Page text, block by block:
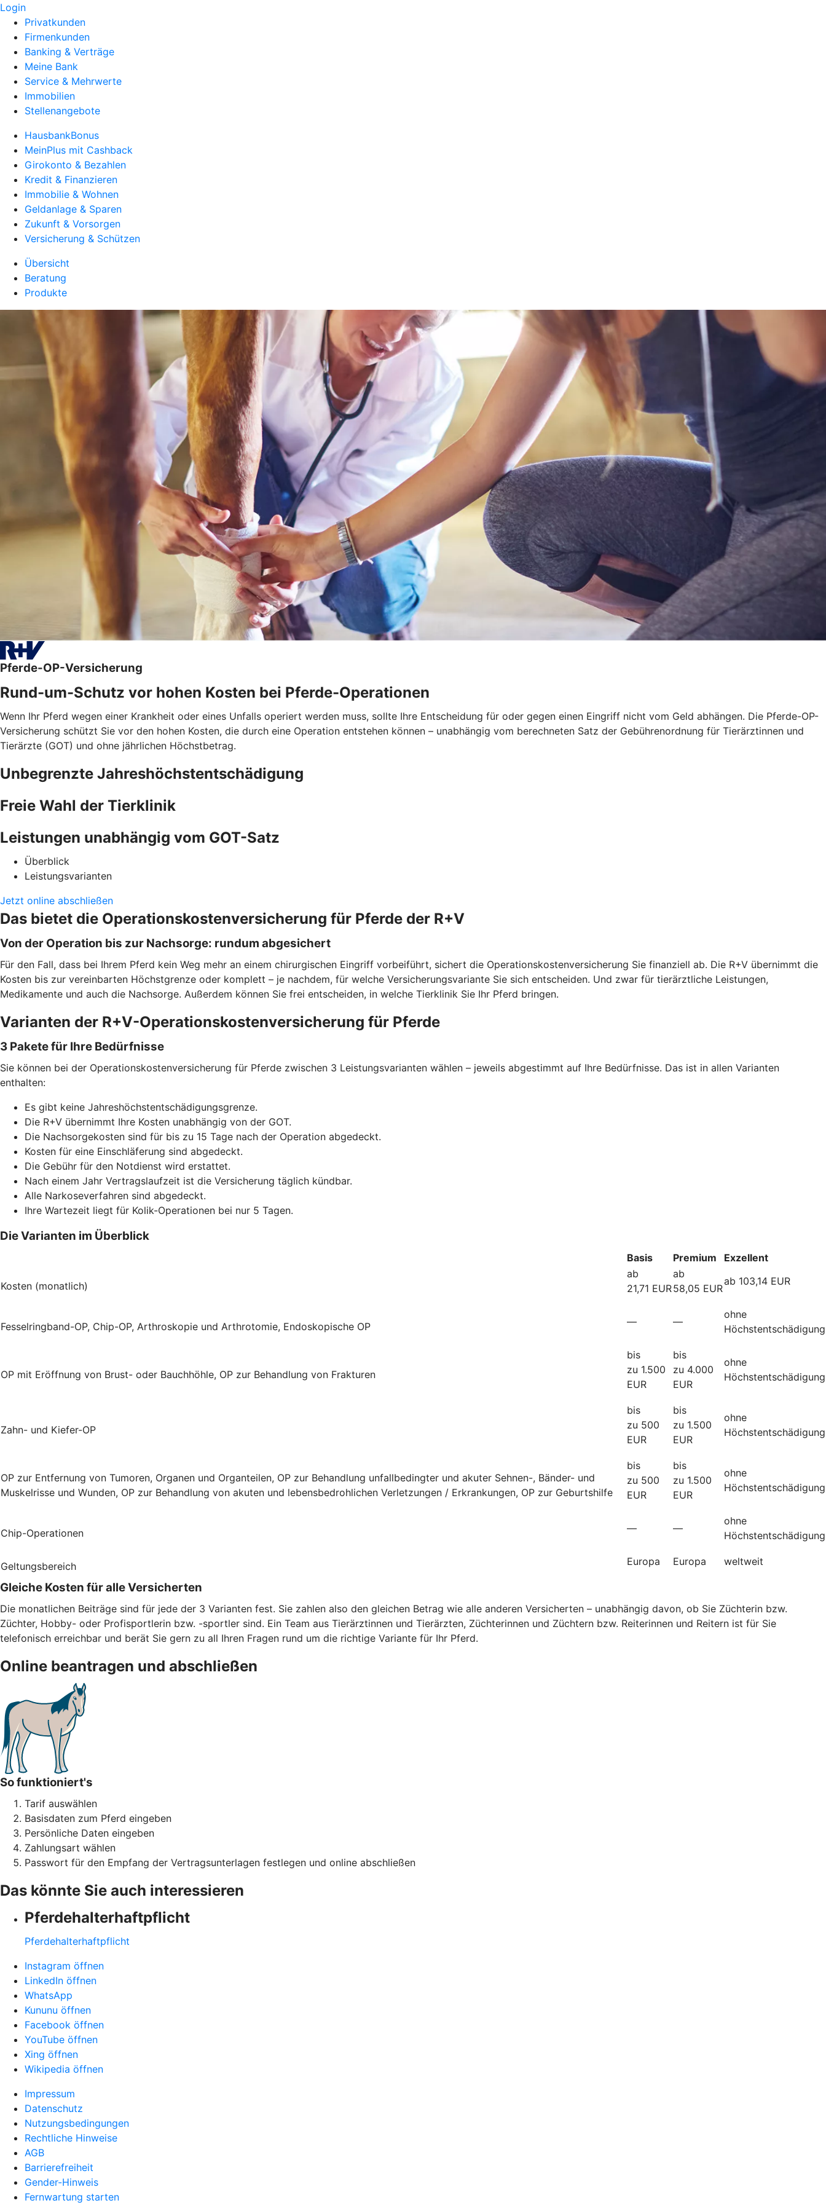
Login
Privatkunden
Firmenkunden
Banking & Verträge
Meine Bank
Service & Mehrwerte
Immobilien
Stellenangebote
HausbankBonus
MeinPlus mit Cashback
Girokonto & Bezahlen
Kredit & Finanzieren
Immobilie & Wohnen
Geldanlage & Sparen
Zukunft & Vorsorgen
Versicherung & Schützen
Übersicht
Beratung
Produkte
Pferde-OP-Versicherung
Rund-um-Schutz vor hohen Kosten bei Pferde-Operationen
Wenn Ihr Pferd wegen einer Krankheit oder eines Unfalls operiert werden muss, sollte Ihre Entscheidung für oder gegen einen Eingriff nicht vom Geld abhängen. Die Pferde-OP-
Versicherung schützt Sie vor den hohen Kosten, die durch eine Operation entstehen können – unabhängig vom berechneten Satz der Gebührenordnung für Tierärztinnen und
Tierärzte (GOT) und ohne jährlichen Höchstbetrag.
Unbegrenzte Jahreshöchstentschädigung
Freie Wahl der Tierklinik
Leistungen unabhängig vom GOT-Satz
Überblick
Leistungsvarianten
Jetzt online abschließen
Das bietet die Operationskostenversicherung für Pferde der R+V
Von der Operation bis zur Nachsorge: rundum abgesichert
Für den Fall, dass bei Ihrem Pferd kein Weg mehr an einem chirurgischen Eingriff vorbeiführt, sichert die Operationskostenversicherung Sie finanziell ab. Die R+V übernimmt die
Kosten bis zur vereinbarten Höchstgrenze oder komplett – je nachdem, für welche Versicherungsvariante Sie sich entscheiden. Und zwar für tierärztliche Leistungen,
Medikamente und auch die Nachsorge. Außerdem können Sie frei entscheiden, in welche Tierklinik Sie Ihr Pferd bringen.
Varianten der R+V-Operationskostenversicherung für Pferde
3 Pakete für Ihre Bedürfnisse
Sie können bei der Operationskostenversicherung für Pferde zwischen 3 Leistungsvarianten wählen – jeweils abgestimmt auf Ihre Bedürfnisse. Das ist in allen Varianten
enthalten:
Es gibt keine Jahreshöchstentschädigungsgrenze.
Die R+V übernimmt Ihre Kosten unabhängig von der GOT.
Die Nachsorgekosten sind für bis zu 15 Tage nach der Operation abgedeckt.
Kosten für eine Einschläferung sind abgedeckt.
Die Gebühr für den Notdienst wird erstattet.
Nach einem Jahr Vertragslaufzeit ist die Versicherung täglich kündbar.
Alle Narkoseverfahren sind abgedeckt.
Ihre Wartezeit liegt für Kolik-Operationen bei nur 5 Tagen.
Die Varianten im Überblick
Basis Premium Exzellent
Kosten (monatlich)
ab
21,71 EUR
ab
58,05 EUR
ab 103,14 EUR
Fesselringband-OP, Chip-OP, Arthroskopie und Arthrotomie, Endoskopische OP — —
ohne
Höchstentschädigung
OP mit Eröffnung von Brust- oder Bauchhöhle, OP zur Behandlung von Frakturen
bis
zu 1.500
EUR
bis
zu 4.000
EUR
ohne
Höchstentschädigung
Zahn- und Kiefer-OP
bis
zu 500
EUR
bis
zu 1.500
EUR
ohne
Höchstentschädigung
OP zur Entfernung von Tumoren, Organen und Organteilen, OP zur Behandlung unfallbedingter und akuter Sehnen-, Bänder- und
Muskelrisse und Wunden, OP zur Behandlung von akuten und lebensbedrohlichen Verletzungen / Erkrankungen, OP zur Geburtshilfe
bis
zu 500
EUR
bis
zu 1.500
EUR
ohne
Höchstentschädigung
Chip-Operationen — —
ohne
Höchstentschädigung
Geltungsbereich Europa Europa weltweit
Gleiche Kosten für alle Versicherten
Die monatlichen Beiträge sind für jede der 3 Varianten fest. Sie zahlen also den gleichen Betrag wie alle anderen Versicherten – unabhängig davon, ob Sie Züchterin bzw.
Züchter, Hobby- oder Profisportlerin bzw. -sportler sind. Ein Team aus Tierärztinnen und Tierärzten, Züchterinnen und Züchtern bzw. Reiterinnen und Reitern ist für Sie
telefonisch erreichbar und berät Sie gern zu all Ihren Fragen rund um die richtige Variante für Ihr Pferd.
Online beantragen und abschließen
So funktioniert's
Tarif auswählen
Basisdaten zum Pferd eingeben
Persönliche Daten eingeben
Zahlungsart wählen
Passwort für den Empfang der Vertragsunterlagen festlegen und online abschließen
Das könnte Sie auch interessieren
Pferdehalter­haftpflicht
Pferdehalter­haftpflicht
Instagram öffnen
LinkedIn öffnen
WhatsApp
Kununu öffnen
Facebook öffnen
YouTube öffnen
Xing öffnen
Wikipedia öffnen
Impressum
Datenschutz
Nutzungsbedingungen
Rechtliche Hinweise
AGB
Barrierefreiheit
Gender-Hinweis
Fernwartung starten